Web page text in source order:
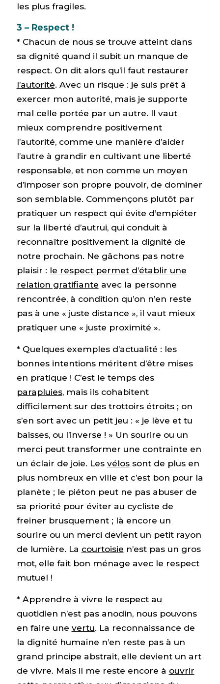
les plus fragiles.
3 – Respect !
* Chacun de nous se trouve atteint dans
sa dignité quand il subit un manque de
respect. On dit alors qu’il faut restaurer
l’autorité. Avec un risque : je suis prêt à
exercer mon autorité, mais je supporte
mal celle portée par un autre. Il vaut
mieux comprendre positivement
l’autorité, comme une manière d’aider
l’autre à grandir en cultivant une liberté
responsable, et non comme un moyen
d’imposer son propre pouvoir, de dominer
son semblable. Commençons plutôt par
pratiquer un respect qui évite d’empiéter
sur la liberté d’autrui, qui conduit à
reconnaître positivement la dignité de
notre prochain. Ne gâchons pas notre
plaisir : le respect permet d’établir une
relation gratifiante avec la personne
rencontrée, à condition qu’on n’en reste
pas à une « juste distance », il vaut mieux
pratiquer une « juste proximité ».
* Quelques exemples d’actualité : les
bonnes intentions méritent d’être mises
en pratique ! C’est le temps des
parapluies, mais ils cohabitent
difficilement sur des trottoirs étroits ; on
s’en sort avec un petit jeu : « je lève et tu
baisses, ou l’inverse ! » Un sourire ou un
merci peut transformer une contrainte en
un éclair de joie. Les vélossont de plus en
plus nombreux en ville et c’est bon pour la
planète ; le piéton peut ne pas abuser de
sa priorité pour éviter au cycliste de
freiner brusquement ; là encore un
sourire ou un merci devient un petit rayon
de lumière. La courtoisie n’est pas un gros
mot, elle fait bon ménage avec le respect
mutuel !
* Apprendre à vivre le respect au
quotidien n’est pas anodin, nous pouvons
en faire une vertu. La reconnaissance de
la dignité humaine n’en reste pas à un
grand principe abstrait, elle devient un art
de vivre. Mais il me reste encore à ouvrir